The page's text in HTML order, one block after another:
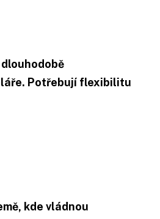
Potřebují flexibilitu
kde vládnou